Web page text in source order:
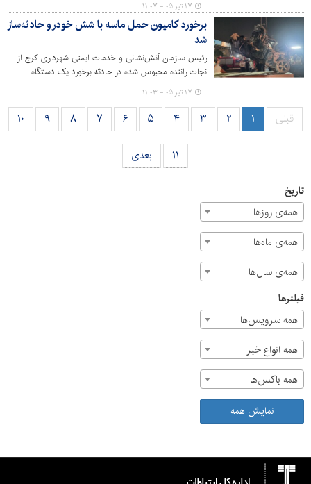
۱۷ تیر ۰۵ - ۱۱:۰۷
برخورد کامیون حمل ماسه با شش خودرو حادثه‌ساز
شد
رئیس سازمان آتش‌نشانی و خدمات ایمنی شهرداری کرج از
نجات راننده محبوس شده در حادثه برخورد یک دستگاه
داد.
۱۷ تیر ۰۵ - ۱۱:۰۳
قبلی ۱ ۲ ۳ ۴ ۵ ۶ ۷ ۸ ۹ ۱۰
۱۱ بعدی
تاریخ
همه‌ی روزها
همه‌ی ماه‌ها
همه‌ی سال‌ها
فیلترها
همه سرویس‌ها
همه انواع خبر
همه باکس‌ها
نمایش همه